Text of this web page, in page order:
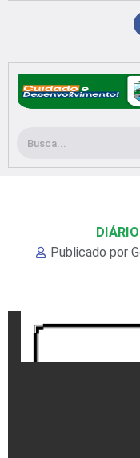
conteúdo
Pesquisar
Publicado por